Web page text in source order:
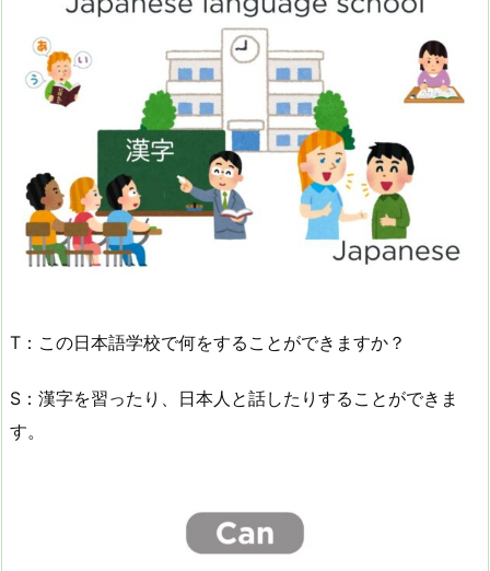
T：この日本語学校で何をすることができますか？
S：漢字を習ったり、日本人と話したりすることができま
す。